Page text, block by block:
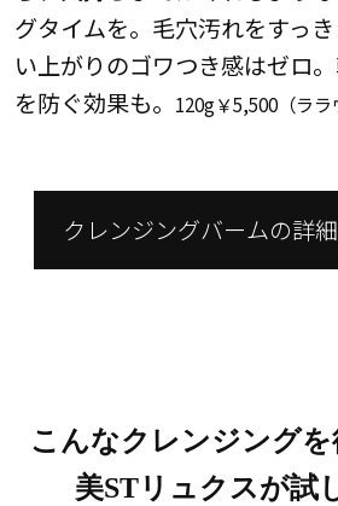
グタイムを。毛穴汚れをすっ
い上がりのゴワつき感はゼロ
を防ぐ効果も。 120g￥5,500（ララ
クレンジングバームの詳
こんなクレンジングを
美STリュクスが試